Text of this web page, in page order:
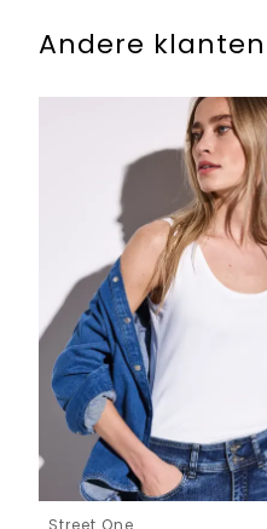
Andere
Street One